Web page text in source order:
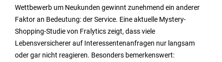
Wettbewerb um Neukunden gewinnt zunehmend ein anderer
Faktor an Bedeutung: der Service. Eine aktuelle Mystery-
Shopping-Studie von Fralytics zeigt, dass viele
Lebensversicherer auf Interessentenanfragen nur langsam
oder gar nicht reagieren. Besonders bemerkenswert: